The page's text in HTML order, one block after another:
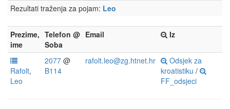
Rezultati traženja za pojam: Leo
Prezime,
ime
Telefon @
Soba
Email Iz
Rafolt,
Leo
2077 @
B114
rafolt.leo@zg.htnet.hr
Odsjek za
kroatistiku /
FF_odsjeci